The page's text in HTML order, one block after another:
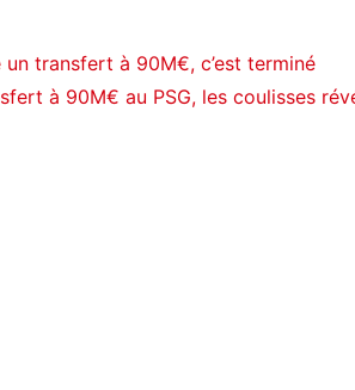
un transfert à 90M€, c’est terminé
à 90M€ au PSG, les coulisses